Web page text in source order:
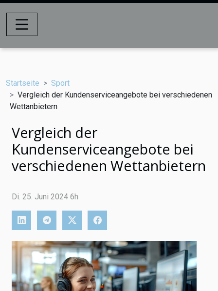
Startseite
Sport
Vergleich der Kundenserviceangebote bei verschiedenen
Wettanbietern
Vergleich der
Kundenserviceangebote bei
verschiedenen Wettanbietern
Di. 25. Juni 2024 6h